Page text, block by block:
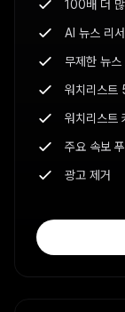
100배 더
AI 뉴스 리서
무제한 뉴스
워치리스트
워치리스트
주요 속보
광고 제거